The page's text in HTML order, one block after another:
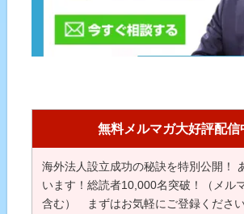
無料メルマガ大好評配信
海外法人設立成功の秘訣を特別公開！
います！総読者10,000名突破！（メル
含む） まずはお気軽にご登録くださ